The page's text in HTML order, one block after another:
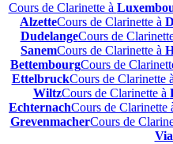
Cours de Clarinette à
AlzetteCours de Clarinette à
DudelangeCours de
SanemCours de Clarinette à
BettembourgCours de
EttelbruckCours de Clarinette à
WiltzCours de Clarinette à
EchternachCours de Clarinette
GrevenmacherCours de